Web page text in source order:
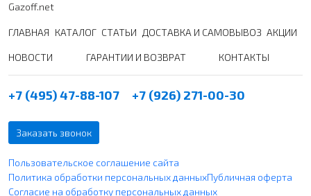
Gazoff.net
ГЛАВНАЯ КАТАЛОГ СТАТЬИ ДОСТАВКА И САМОВЫВОЗ АКЦИИ
НОВОСТИ ГАРАНТИИ И ВОЗВРАТ КОНТАКТЫ
+7 (495) 47-88-107 +7 (926) 271-00-30
Заказать звонок
Пользовательское соглашение сайта
Политика обработки персональных данныхПубличная оферта
Согласие на обработку персональных данных